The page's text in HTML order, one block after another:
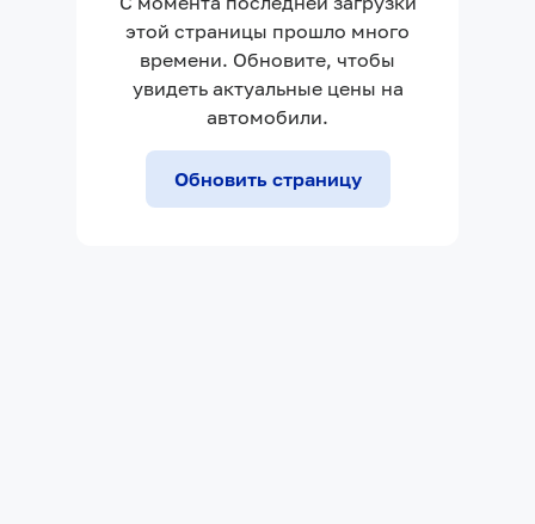
этой страницы прошло много
времени. Обновите, чтобы
увидеть актуальные цены на
автомобили.
Обновить страницу